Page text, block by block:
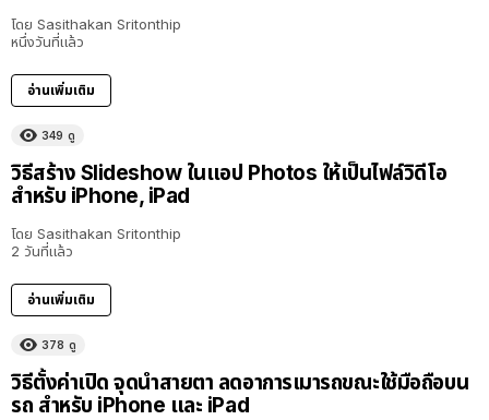
โดย Sasithakan Sritonthip
หนึ่งวันที่แล้ว
อ่านเพิ่มเติม
349 ดู
วิธีสร้าง Slideshow ในแอป Photos ให้เป็นไฟล์วิดีโอ
สำหรับ iPhone, iPad
โดย Sasithakan Sritonthip
2 วันที่แล้ว
อ่านเพิ่มเติม
378 ดู
วิธีตั้งค่าเปิด จุดนำสายตา ลดอาการเมารถขณะใช้มือถือบน
รถ สำหรับ iPhone และ iPad